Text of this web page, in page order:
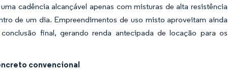
cadência alcançável apenas com misturas de alta resistência
de um dia. Empreendimentos de uso misto aproveitam ainda
final, gerando renda antecipada de locação para os
convencional